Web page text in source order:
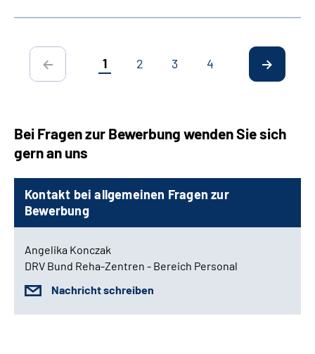
1 2 3 4
Bei Fragen zur Bewerbung wenden Sie sich
gern an uns
Kontakt bei allgemeinen Fragen zur
Bewerbung
Angelika Konczak
DRV Bund Reha-Zentren - Bereich Personal
Nachricht schreiben